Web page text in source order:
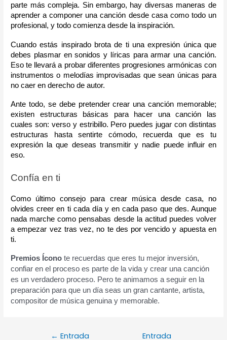
parte más compleja. Sin embargo, hay diversas maneras de
aprender a componer una canción desde casa como todo un
profesional, y todo comienza desde la inspiración.
Cuando estás inspirado brota de ti una expresión única que
debes plasmar en sonidos y líricas para armar una canción.
Eso te llevará a probar diferentes progresiones armónicas con
instrumentos o melodías improvisadas que sean únicas para
no caer en derecho de autor.
Ante todo, se debe pretender crear una canción memorable;
existen estructuras básicas para hacer una canción las
cuales son: verso y estribillo. Pero puedes jugar con distintas
estructuras hasta sentirte cómodo, recuerda que es tu
expresión la que deseas transmitir y nadie puede influir en
eso.
Confía en ti
Como último consejo para crear música desde casa, no
olvides creer en ti cada día y en cada paso que des. Aunque
nada marche como pensabas desde la actitud puedes volver
a empezar vez tras vez, no te des por vencido y apuesta en
ti.
Premios Ícono te recuerdas que eres tu mejor inversión,
confiar en el proceso es parte de la vida y crear una canción
es un verdadero proceso. Pero te animamos a seguir en la
preparación para que un día seas un gran cantante, artista,
compositor de música genuina y memorable.
← Entrada Entrada